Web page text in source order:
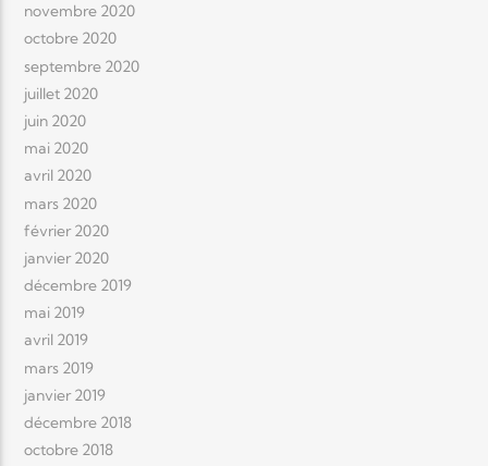
novembre 2020
octobre 2020
septembre 2020
juillet 2020
juin 2020
mai 2020
avril 2020
mars 2020
février 2020
janvier 2020
décembre 2019
mai 2019
avril 2019
mars 2019
janvier 2019
décembre 2018
octobre 2018